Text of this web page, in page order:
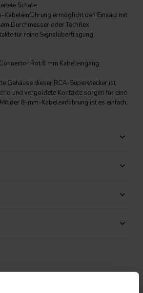
Schale
Kabeleinführung ermöglicht den Einsatz mit
Durchmesser oder Techflex
für reine Signalübertragung
Rot 8 mm Kabeleingang
Gehäuse dieser RCA-Superstecker ist
und vergoldete Kontakte sorgen für eine
der 8-mm-Kabeleinführung ist es einfach,
x 47,8 mm.